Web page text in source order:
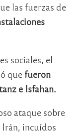
las fuerzas de
sociales, el
que fueron
e Isfahan.
ataque sobre
Irán, incuídos